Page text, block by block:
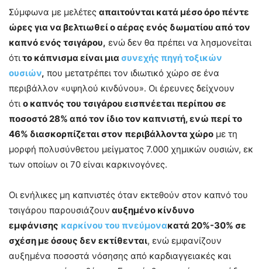
Σύμφωνα με μελέτες απαιτούνται κατά μέσο όρο πέντε
ώρες για να βελτιωθεί ο αέρας ενός δωματίου από τον
καπνό ενός τσιγάρου, ενώ δεν θα πρέπει να λησμονείται
ότιτο κάπνισμα είναι μια συνεχής πηγή τοξικών
ουσιών, που μετατρέπει τον ιδιωτικό χώρο σε ένα
περιβάλλον «υψηλού κινδύνου». Οι έρευνες δείχνουν
ότι ο καπνός του τσιγάρου εισπνέεται περίπου σε
ποσοστό 28% από τον ίδιο τον καπνιστή, ενώ περί το
46% διασκορπίζεται στον περιβάλλοντα χώρο με τη
μορφή πολυσύνθετου μείγματος 7.000 χημικών ουσιών, εκ
των οποίων οι 70 είναι καρκινογόνες.
Οι ενήλικες μη καπνιστές όταν εκτεθούν στον καπνό του
τσιγάρου παρουσιάζουν αυξημένο κίνδυνο
εμφάνισης καρκίνου του πνεύμονακατά 20%-30% σε
σχέση με όσους δεν εκτίθενται, ενώ εμφανίζουν
αυξημένα ποσοστά νόσησης από καρδιαγγειακές και